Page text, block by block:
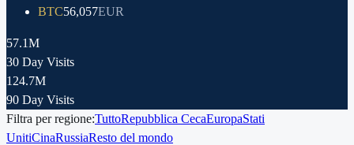
BTC56,057EUR
57.1M
30 Day Visits
124.7M
90 Day Visits
Filtra per regione:TuttoRepubblica CecaEuropaStati
UnitiCinaRussiaResto del mondo